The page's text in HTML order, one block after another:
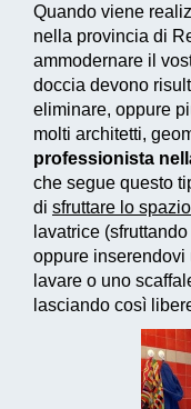
Quando viene
nella provincia di
ammodernare il
doccia devono
eliminare, oppure
molti architetti,
professionista
che segue questo
di sfruttare lo
lavatrice
oppure inserendovi
lavare o uno
lasciando così